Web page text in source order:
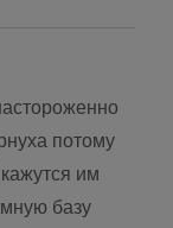
потому
им
базу